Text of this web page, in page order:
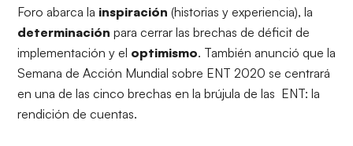
Foro abarca la inspiración (historias y experiencia), la
determinación para cerrar las brechas de déficit de
implementación y el optimismo. También anunció que la
Semana de Acción Mundial sobre ENT 2020 se centrará
en una de las cinco brechas en la brújula de las ENT: la
rendición de cuentas.